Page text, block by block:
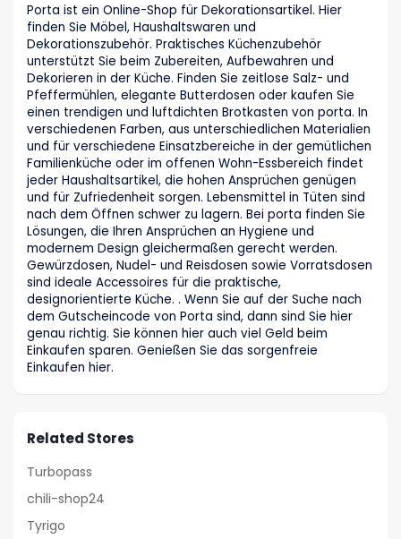
Porta ist ein Online-Shop für Dekorationsartikel. Hier
finden Sie Möbel, Haushaltswaren und
Dekorationszubehör. Praktisches Küchenzubehör
unterstützt Sie beim Zubereiten, Aufbewahren und
Dekorieren in der Küche. Finden Sie zeitlose Salz- und
Pfeffermühlen, elegante Butterdosen oder kaufen Sie
einen trendigen und luftdichten Brotkasten von porta. In
verschiedenen Farben, aus unterschiedlichen Materialien
und für verschiedene Einsatzbereiche in der gemütlichen
Familienküche oder im offenen Wohn-Essbereich findet
jeder Haushaltsartikel, die hohen Ansprüchen genügen
und für Zufriedenheit sorgen. Lebensmittel in Tüten sind
nach dem Öffnen schwer zu lagern. Bei porta finden Sie
Lösungen, die Ihren Ansprüchen an Hygiene und
modernem Design gleichermaßen gerecht werden.
Gewürzdosen, Nudel- und Reisdosen sowie Vorratsdosen
sind ideale Accessoires für die praktische,
designorientierte Küche. . Wenn Sie auf der Suche nach
dem Gutscheincode von Porta sind, dann sind Sie hier
genau richtig. Sie können hier auch viel Geld beim
Einkaufen sparen. Genießen Sie das sorgenfreie
Einkaufen hier.
Related Stores
Turbopass
chili-shop24
Tyrigo